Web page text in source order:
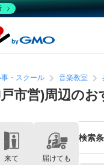
・スクール 音楽教室
市営)周辺の
検索
来て
届けても